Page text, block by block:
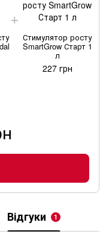
Стимулятор росту
SmartGrow Старт 1
л
227 грн
Відгуки 1